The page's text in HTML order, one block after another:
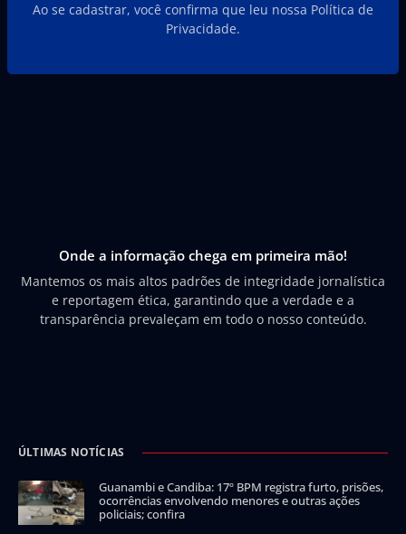
Ao se cadastrar, você confirma que leu nossa Política de
Privacidade.
Onde a informação chega em primeira mão!
Mantemos os mais altos padrões de integridade jornalística
e reportagem ética, garantindo que a verdade e a
transparência prevaleçam em todo o nosso conteúdo.
ÚLTIMAS NOTÍCIAS
Guanambi e Candiba: 17º BPM registra furto, prisões,
ocorrências envolvendo menores e outras ações
policiais; confira